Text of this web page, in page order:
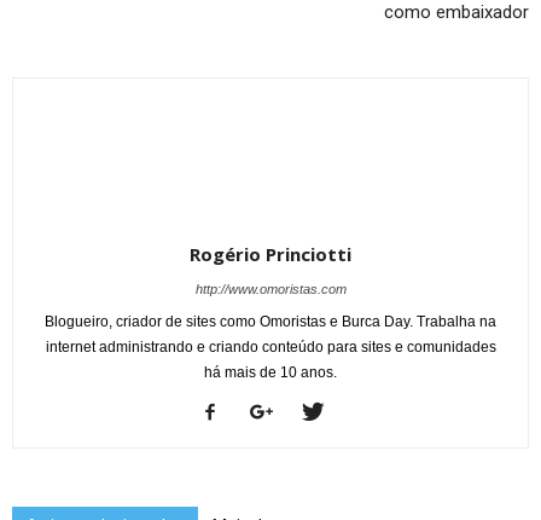
como embaixador
Rogério Princiotti
http://www.omoristas.com
Blogueiro, criador de sites como Omoristas e Burca Day. Trabalha na
internet administrando e criando conteúdo para sites e comunidades
há mais de 10 anos.